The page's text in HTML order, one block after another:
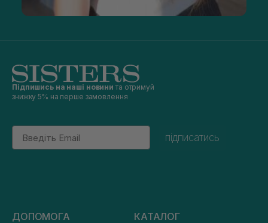
Підпишись на наші новини та отримуй
знижку 5% на перше замовлення
Email
підписатись
ДОПОМОГА КАТАЛОГ